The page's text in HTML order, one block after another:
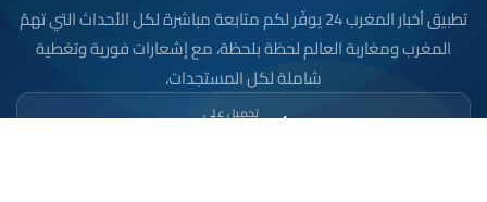
تطبيق أخبار المغرب 24 يوفّر لكم متابعة مباشرة لكل الأحداث التي تهمّ
المغرب ومغاربة العالم لحظة بلحظة، مع إشعارات فورية وتغطية
شاملة لكل المستجدات.
تحميل على